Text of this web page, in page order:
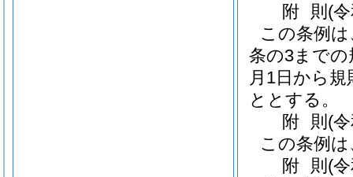
附 則 (
この条例
条の3までの
月1日から
ととする。
附 則 (
この条例
附 則 (